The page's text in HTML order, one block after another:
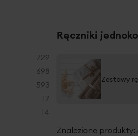
Ręczniki
Zestawy
Znalezione produkty:
729
produkty
698
produkty
593
produkty
17
produkty
14
produkty